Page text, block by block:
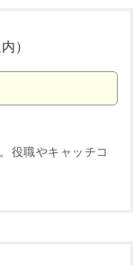
）
役職やキャッチコ